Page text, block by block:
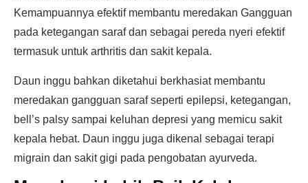
Kemampuannya efektif membantu meredakan Gangguan
pada ketegangan saraf dan sebagai pereda nyeri efektif
termasuk untuk arthritis dan sakit kepala.
Daun inggu bahkan diketahui berkhasiat membantu
meredakan gangguan saraf seperti epilepsi, ketegangan,
bell’s palsy sampai keluhan depresi yang memicu sakit
kepala hebat. Daun inggu juga dikenal sebagai terapi
migrain dan sakit gigi pada pengobatan ayurveda.